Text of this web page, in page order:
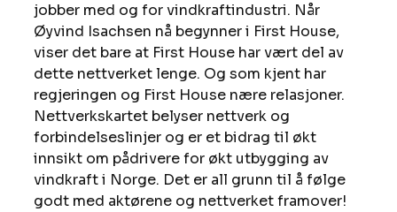
jobber med og for vindkraftindustri. Når
Øyvind Isachsen nå begynner i First House,
viser det bare at First House har vært del av
dette nettverket lenge. Og som kjent har
regjeringen og First House nære relasjoner.
Nettverkskartet belyser nettverk og
forbindelseslinjer og er et bidrag til økt
innsikt om pådrivere for økt utbygging av
vindkraft i Norge. Det er all grunn til å følge
godt med aktørene og nettverket framover!